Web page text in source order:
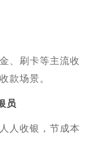
、刷卡等主流收
款场景。
员
人收银，节成本